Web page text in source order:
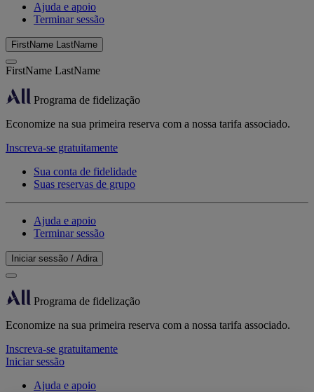
Ajuda e apoio
Terminar sessão
FirstName LastName
FirstName LastName
Programa de fidelização
Economize na sua primeira reserva com a nossa tarifa associado.
Inscreva-se gratuitamente
Sua conta de fidelidade
Suas reservas de grupo
Ajuda e apoio
Terminar sessão
Iniciar sessão / Adira
Programa de fidelização
Economize na sua primeira reserva com a nossa tarifa associado.
Inscreva-se gratuitamente
Iniciar sessão
Ajuda e apoio